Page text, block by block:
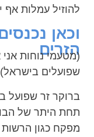
להוזיל עמלות אף
וכאן
הזרים
(מטעמי נוחות
שפועלים בישראל)
ברוקר זר שפועל
תחת היתר של